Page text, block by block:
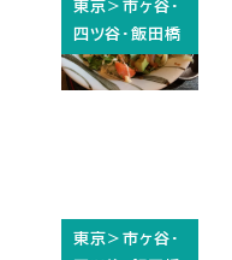
東京＞市ヶ谷・
四ツ谷・飯田橋
東京＞市ヶ谷・